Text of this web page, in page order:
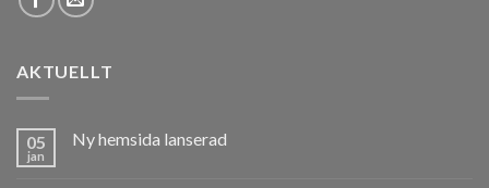
AKTUELLT
05
jan
Ny hemsida lanserad